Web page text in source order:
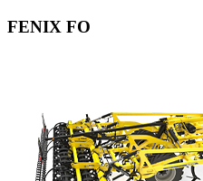
FENIX FO